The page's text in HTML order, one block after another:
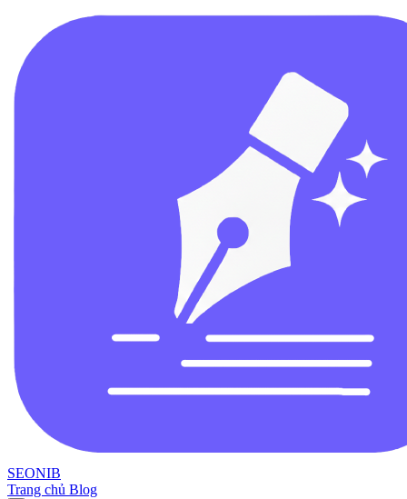
SEONIB
Trang chủ Blog